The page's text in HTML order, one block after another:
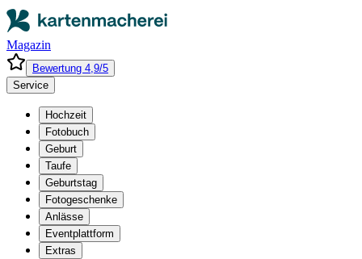
Magazin
Bewertung 4,9/5
Service
Hochzeit
Fotobuch
Geburt
Taufe
Geburtstag
Fotogeschenke
Anlässe
Eventplattform
Extras